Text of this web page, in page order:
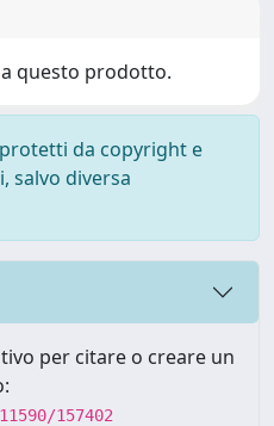
questo prodotto.
da copyright e
salvo diversa
per citare o creare un
157402